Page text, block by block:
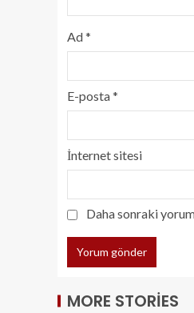
Ad*
E-posta*
İnternet sitesi
Daha sonraki
MORE STORIES